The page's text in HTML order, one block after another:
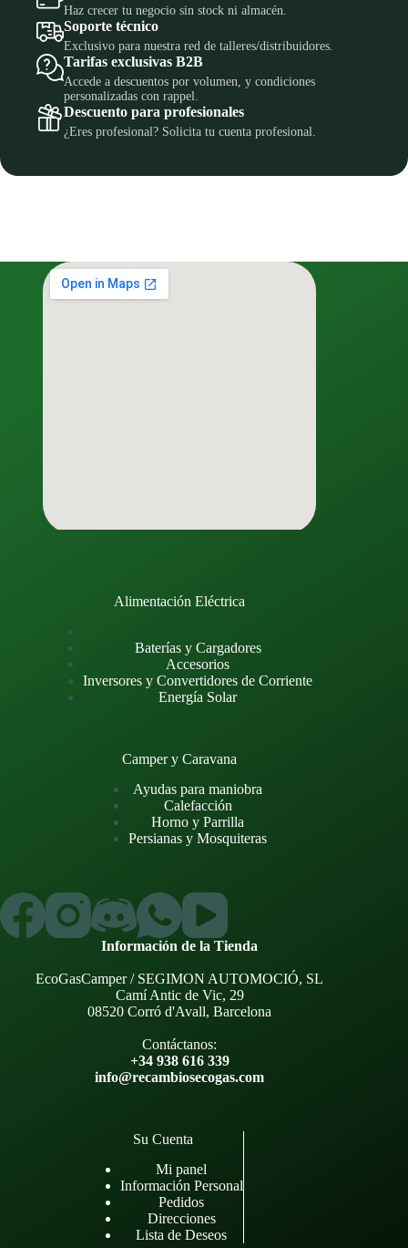
Haz crecer tu negocio sin stock ni almacén.
Soporte técnico
Exclusivo para nuestra red de talleres/distribuidores.
Tarifas exclusivas B2B
Accede a descuentos por volumen, y condiciones
personalizadas con rappel.
Descuento para profesionales
¿Eres profesional? Solicita tu cuenta profesional.
Alimentación Eléctrica
Baterías y Cargadores
Accesorios
Inversores y Convertidores de Corriente
Energía Solar
Camper y Caravana
Ayudas para maniobra
Calefacción
Horno y Parrilla
Persianas y Mosquiteras
Información de la Tienda
EcoGasCamper / SEGIMON AUTOMOCIÓ, SL
Camí Antic de Vic, 29
08520 Corró d'Avall, Barcelona
Contáctanos:
+34 938 616 339
info@recambiosecogas.com
Su Cuenta
Mi panel
Información Personal
Pedidos
Direcciones
Lista de Deseos